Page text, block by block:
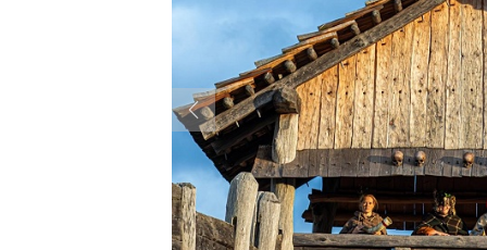
Previous